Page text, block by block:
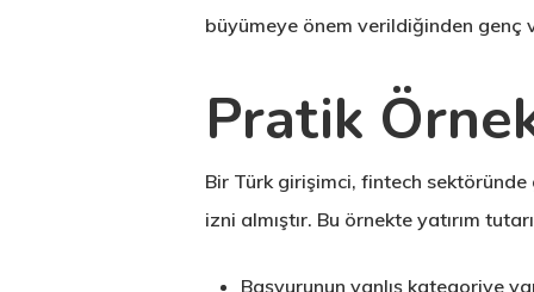
büyümeye önem verildiğinden
Pratik
Bir Türk girişimci, fintech
izni almıştır. Bu örnekte yatırım
Başvurunun yanlış kategoriye